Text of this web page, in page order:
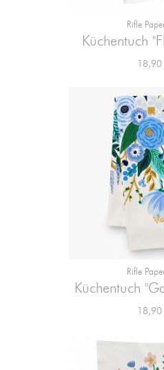
Rifle
Küchentuch
Preis
Rifle
Küchentuch
Preis